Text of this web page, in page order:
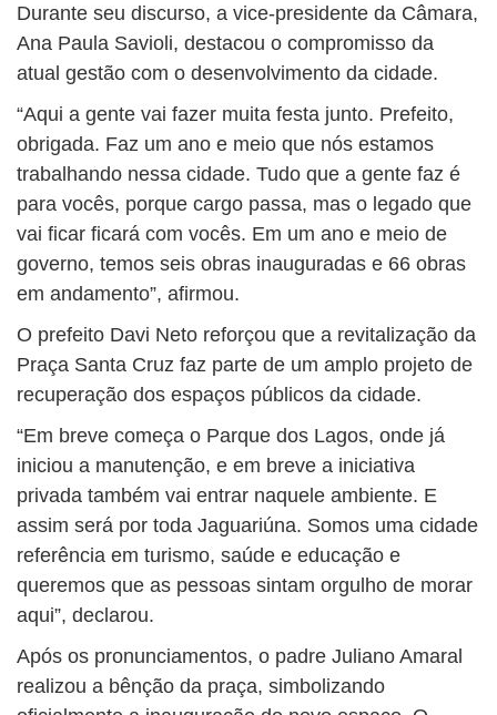
Durante seu discurso, a vice-presidente da Câmara,
Ana Paula Savioli, destacou o compromisso da
atual gestão com o desenvolvimento da cidade.
“Aqui a gente vai fazer muita festa junto. Prefeito,
obrigada. Faz um ano e meio que nós estamos
trabalhando nessa cidade. Tudo que a gente faz é
para vocês, porque cargo passa, mas o legado que
vai ficar ficará com vocês. Em um ano e meio de
governo, temos seis obras inauguradas e 66 obras
em andamento”, afirmou.
O prefeito Davi Neto reforçou que a revitalização da
Praça Santa Cruz faz parte de um amplo projeto de
recuperação dos espaços públicos da cidade.
“Em breve começa o Parque dos Lagos, onde já
iniciou a manutenção, e em breve a iniciativa
privada também vai entrar naquele ambiente. E
assim será por toda Jaguariúna. Somos uma cidade
referência em turismo, saúde e educação e
queremos que as pessoas sintam orgulho de morar
aqui”, declarou.
Após os pronunciamentos, o padre Juliano Amaral
realizou a bênção da praça, simbolizando